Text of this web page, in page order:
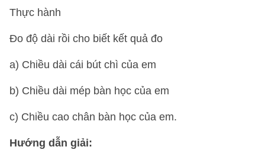
Thực hành
Đo độ dài rồi cho biết kết quả đo
a) Chiều dài cái bút chì của em
b) Chiều dài mép bàn học của em
c) Chiều cao chân bàn học của em.
Hướng dẫn giải: